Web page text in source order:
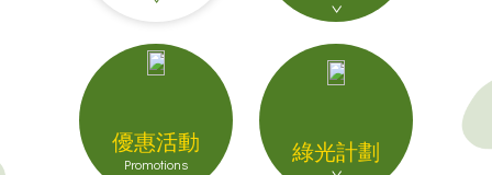
優惠活動
Promotions 綠光計劃